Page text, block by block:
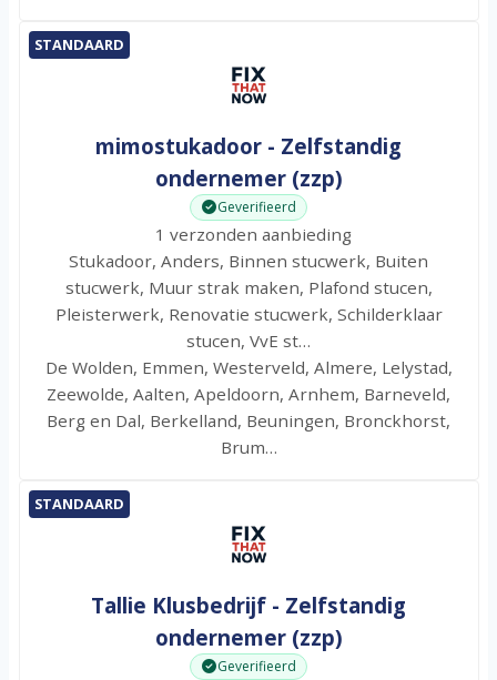
STANDAARD
mimostukadoor - Zelfstandig
ondernemer (zzp)
Geverifieerd
1 verzonden aanbieding
Stukadoor, Anders, Binnen stucwerk, Buiten
stucwerk, Muur strak maken, Plafond stucen,
Pleisterwerk, Renovatie stucwerk, Schilderklaar
stucen, VvE st…
De Wolden, Emmen, Westerveld, Almere, Lelystad,
Zeewolde, Aalten, Apeldoorn, Arnhem, Barneveld,
Berg en Dal, Berkelland, Beuningen, Bronckhorst,
Brum…
STANDAARD
Tallie Klusbedrijf - Zelfstandig
ondernemer (zzp)
Geverifieerd